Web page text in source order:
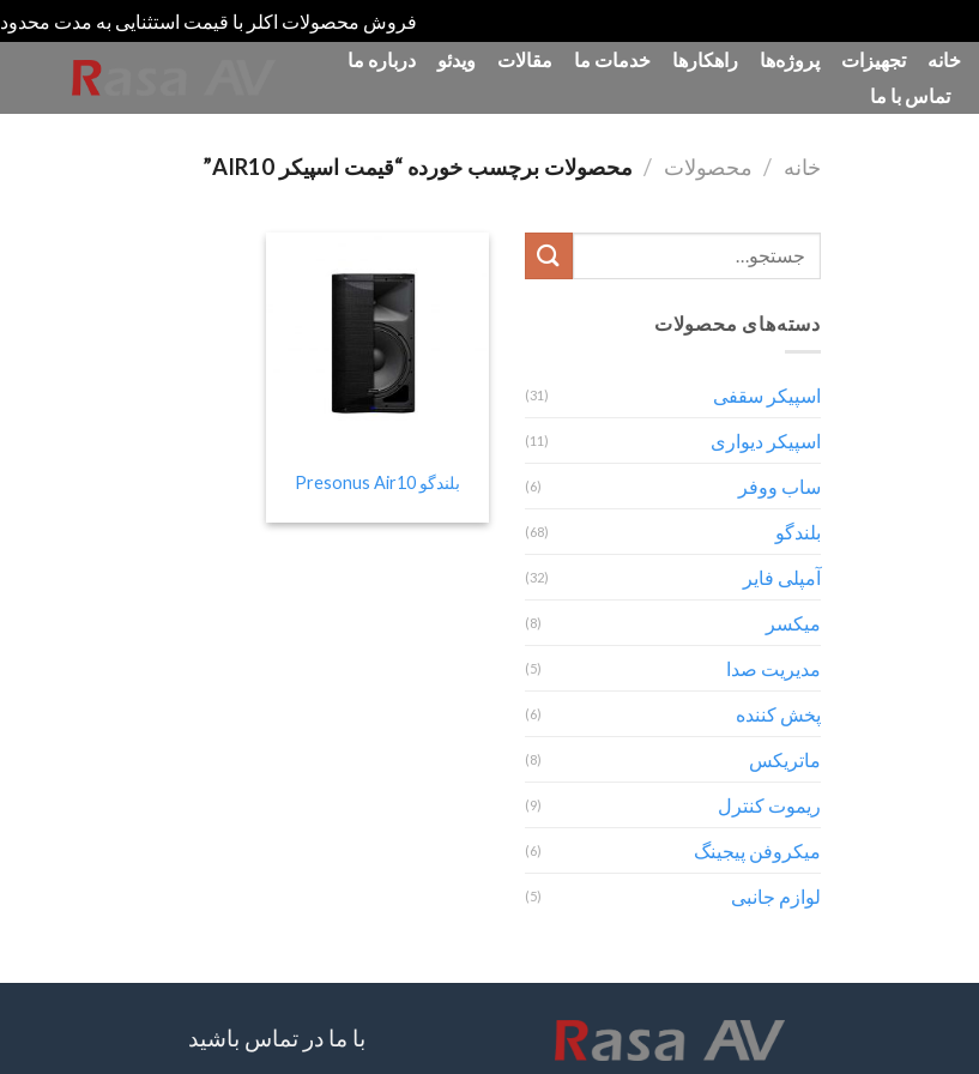
فروش محصولات اکلر با قیمت استثنایی به مدت محدود
پرش
محتوا
خانه تجهیزات پروژه‌ها راهکارها خدمات ما مقالات ویدئو
درباره ما
تماس با ما
خانه / محصولات / محصولات برچسب خورده “قیمت اسپیکر AIR10”
دسته‌های محصولات
اسپیکر سقفی (31)
اسپیکر دیواری (11)
ساب ووفر (6)
بلندگو (68)
آمپلی فایر (32)
میکسر (8)
مدیریت صدا (5)
پخش کننده (6)
ماتریکس (8)
ریموت کنترل (9)
میکروفن پیجینگ (6)
لوازم جانبی (5)
بلندگو Presonus Air10
با ما در تماس باشید